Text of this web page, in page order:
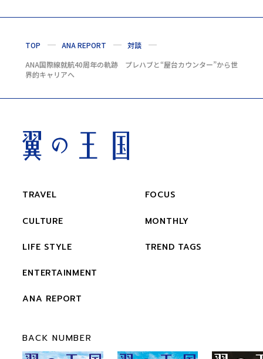
TOP ANA REPORT
対談
ANA国際線就航40周年の軌跡 プレハブと“屋台カウンター”から世
界的キャリアへ
TRAVEL
CULTURE
LIFE STYLE
ENTERTAINMENT
ANA REPORT
FOCUS
MONTHLY
TREND TAGS
BACK NUMBER